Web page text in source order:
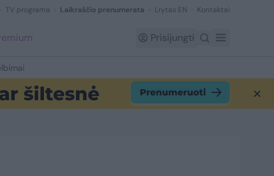
TV programa Laikraščio prenumerata Lrytas EN Kontaktai
Prisijungti